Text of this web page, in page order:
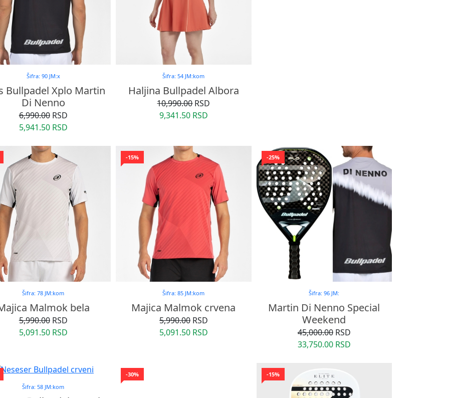
Šifra: 90 JM:x
Bullpadel Xplo Martin
Di Nenno
6,990.00RSD
5,941.50 RSD
Šifra: 54 JM:kom
Haljina Bullpadel Albora
10,990.00RSD
9,341.50 RSD
Šifra: 78 JM:kom
Malmok bela
5,990.00RSD
5,091.50 RSD
-15%
Šifra: 85 JM:kom
Majica Malmok crvena
5,990.00RSD
5,091.50 RSD
-25%
Šifra: 96 JM:
Martin Di Nenno Special
Weekend
45,000.00RSD
33,750.00 RSD
Šifra: 58 JM:kom
-30% -15%